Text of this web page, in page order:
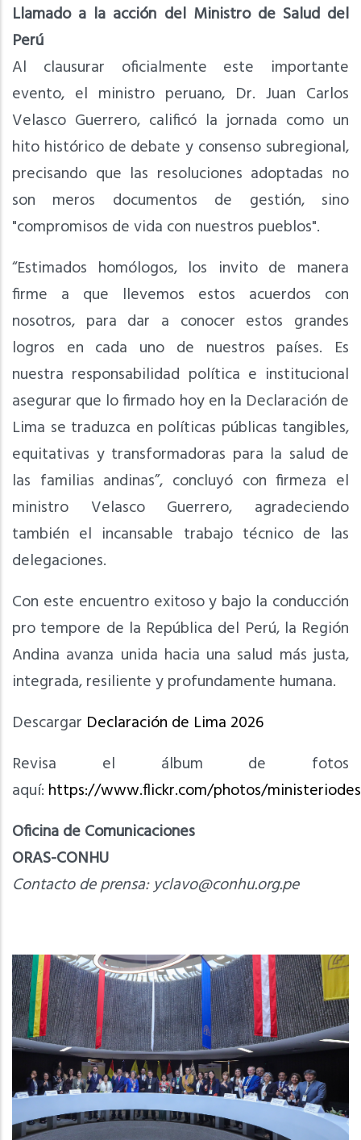
Llamado a la acción del Ministro de Salud del
Perú
Al clausurar oficialmente este importante
evento, el ministro peruano, Dr. Juan Carlos
Velasco Guerrero, calificó la jornada como un
hito histórico de debate y consenso subregional,
precisando que las resoluciones adoptadas no
son meros documentos de gestión, sino
"compromisos de vida con nuestros pueblos".
“Estimados homólogos, los invito de manera
firme a que llevemos estos acuerdos con
nosotros, para dar a conocer estos grandes
logros en cada uno de nuestros países. Es
nuestra responsabilidad política e institucional
asegurar que lo firmado hoy en la Declaración de
Lima se traduzca en políticas públicas tangibles,
equitativas y transformadoras para la salud de
las familias andinas”, concluyó con firmeza el
ministro Velasco Guerrero, agradeciendo
también el incansable trabajo técnico de las
delegaciones.
Con este encuentro exitoso y bajo la conducción
pro tempore de la República del Perú, la Región
Andina avanza unida hacia una salud más justa,
integrada, resiliente y profundamente humana.
Descargar Declaración de Lima 2026
Revisa el álbum de fotos
aquí: https://www.flickr.com/photos/
Oficina de Comunicaciones
ORAS-CONHU
Contacto de prensa:yclavo@conhu.org.pe